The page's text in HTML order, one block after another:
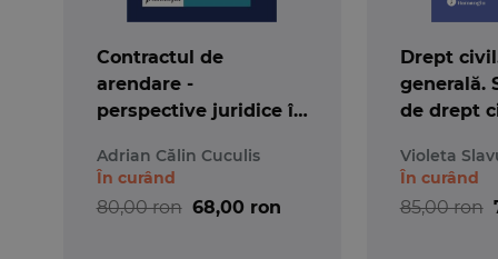
Contractul de
arendare -
perspective juridice în
Adrian Călin Cuculis
80,00 ron 68,00 ron
În curând
Drept
generală.
de drept
Violeta
85,00 ron
În curând